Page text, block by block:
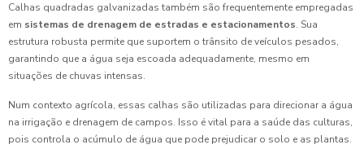
Calhas quadradas galvanizadas também são frequentemente empregadas
em sistemas de drenagem de estradas e estacionamentos. Sua
estrutura robusta permite que suportem o trânsito de veículos pesados,
garantindo que a água seja escoada adequadamente, mesmo em
situações de chuvas intensas.
Num contexto agrícola, essas calhas são utilizadas para direcionar a água
na irrigação e drenagem de campos. Isso é vital para a saúde das culturas,
pois controla o acúmulo de água que pode prejudicar o solo e as plantas.